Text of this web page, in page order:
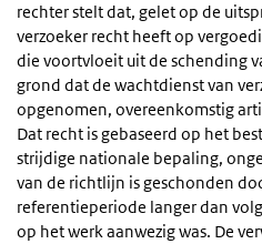
rechter stelt dat, gelet op de
verzoeker recht heeft op
die voortvloeit uit de schending
grond dat de wachtdienst van
opgenomen, overeenkomstig
Dat recht is gebaseerd op het
strijdige nationale bepaling,
van de richtlijn is geschonden
referentieperiode langer dan
op het werk aanwezig was. De